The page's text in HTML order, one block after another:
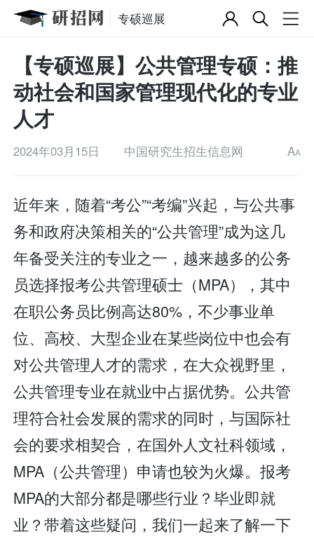
专硕巡展
【专硕巡展】公共管理专硕：推
动社会和国家管理现代化的专业
人才
2024年03月15日 中国研究生招生信息网 AA
近年来，随着“考公”“考编”兴起，与公共事
务和政府决策相关的“公共管理”成为这几
年备受关注的专业之一，越来越多的公务
员选择报考公共管理硕士（MPA），其中
在职公务员比例高达80%，不少事业单
位、高校、大型企业在某些岗位中也会有
对公共管理人才的需求，在大众视野里，
公共管理专业在就业中占据优势。公共管
理符合社会发展的需求的同时，与国际社
会的要求相契合，在国外人文社科领域，
MPA（公共管理）申请也较为火爆。报考
MPA的大部分都是哪些行业？毕业即就
业？带着这些疑问，我们一起来了解一下